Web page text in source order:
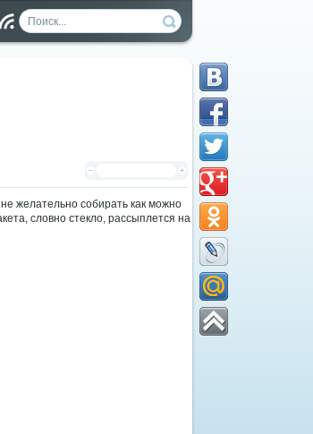
желательно собирать как можно
словно стекло, рассыплется на